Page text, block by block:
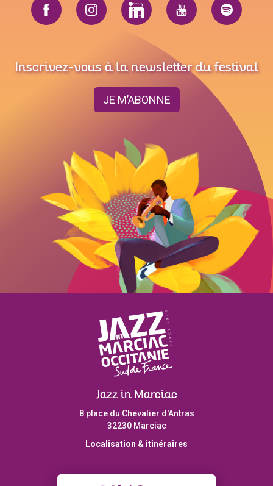
Inscrivez-vous à la newsletter du festival
JE M’ABONNE
Jazz in Marciac
8 place du Chevalier d'Antras
32230 Marciac
Localisation & itinéraires